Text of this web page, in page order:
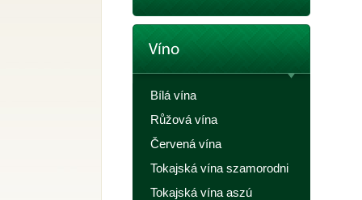
Bílá vína
Růžová vína
Červená vína
Tokajská vína szamorodni
Tokajská vína aszú